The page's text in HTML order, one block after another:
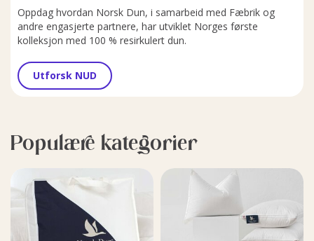
Oppdag hvordan Norsk Dun, i samarbeid med Fæbrik og
andre engasjerte partnere, har utviklet Norges første
kolleksjon med 100 % resirkulert dun.
Utforsk NUD
Populære kategorier